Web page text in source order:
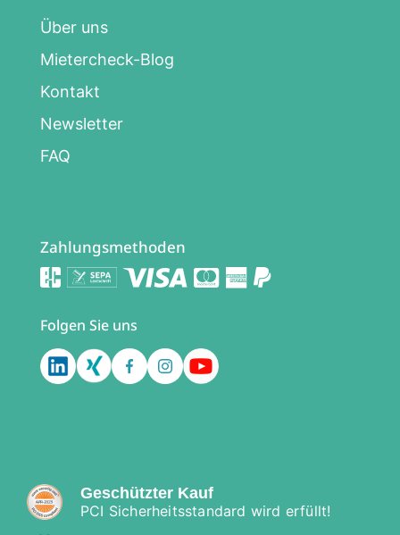
Über uns
Mietercheck-Blog
Kontakt
Newsletter
FAQ
Zahlungsmethoden
Folgen Sie uns
Geschützter Kauf
PCI Sicherheitsstandard wird erfüllt!